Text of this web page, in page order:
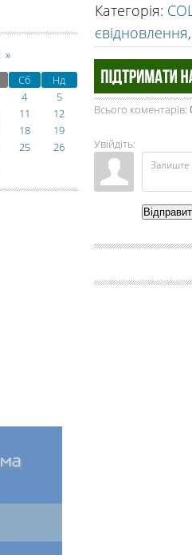
Категорія:
євідновлення
Всього коментарів:
Увійдіть:
»
Сб
Нд
4
5
11
12
18
19
25
26